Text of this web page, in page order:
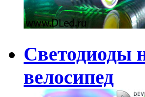
Светодиоды
велосипед